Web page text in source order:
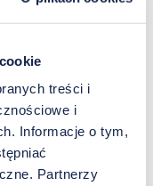
treści i
i
Informacje o tym,
Partnerzy